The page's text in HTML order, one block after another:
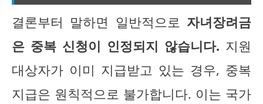
결론부터 말하면 일반적으로 자녀장려금
은 중복 신청이 인정되지 않습니다. 지원
대상자가 이미 지급받고 있는 경우, 중복
지급은 원칙적으로 불가합니다. 이는 국가